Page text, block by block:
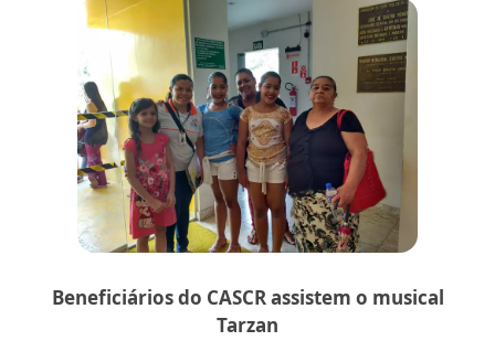
Beneficiários do CASCR assistem o musical
Tarzan